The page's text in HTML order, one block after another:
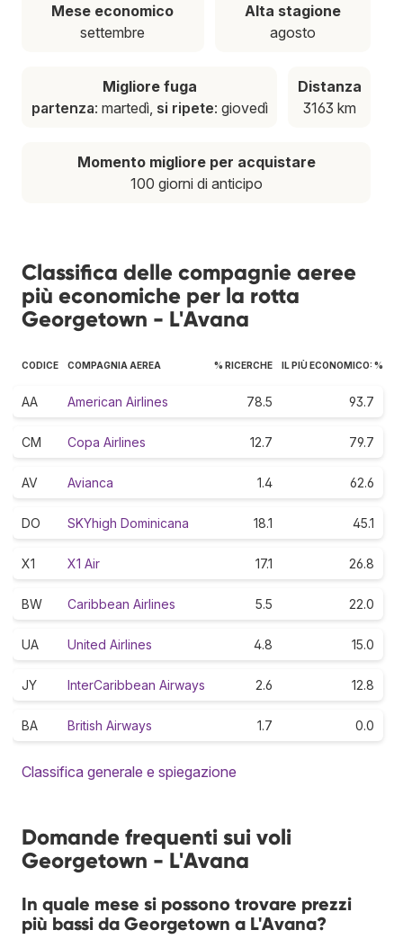
Mese economico
settembre
Alta stagione
agosto
Migliore fuga
partenza: martedì, si ripete: giovedì
Distanza
3163 km
Momento migliore per acquistare
100 giorni di anticipo
Classifica delle compagnie aeree
più economiche per la rotta
Georgetown - L'Avana
CODICE COMPAGNIA AEREA % RICERCHE IL PIÙ ECONOMICO: %
AA American Airlines 78.5 93.7
CM Copa Airlines 12.7 79.7
AV Avianca 1.4 62.6
DO SKYhigh Dominicana 18.1 45.1
X1 X1 Air 17.1 26.8
BW Caribbean Airlines 5.5 22.0
UA United Airlines 4.8 15.0
JY InterCaribbean Airways 2.6 12.8
BA British Airways 1.7 0.0
Classifica generale e spiegazione
Domande frequenti sui voli
Georgetown - L'Avana
In quale mese si possono trovare prezzi
più bassi da Georgetown a L'Avana?